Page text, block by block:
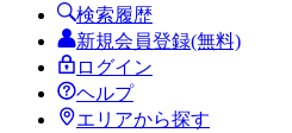
検索履歴
新規会員登録(無料)
ログイン
ヘルプ
エリアから探す